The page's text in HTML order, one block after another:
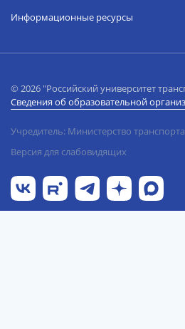
Информационные ресурсы
© 2026 "Российский университет
Сведения об образовательной
Учредитель: Министерство
Версия для слабовидящих